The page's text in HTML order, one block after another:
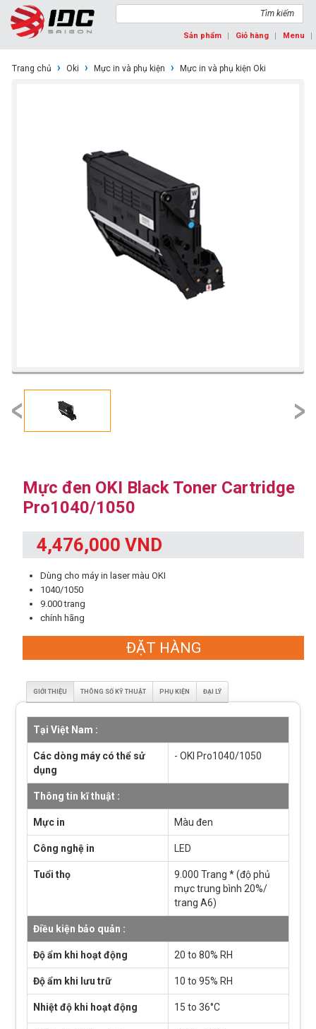
Tìm kiếm
Sản phẩm Giỏ hàng Menu
Trang chủ › Oki › Mực in và phụ kiện › Mực in và phụ kiện Oki
prev next
Mực đen OKI Black Toner Cartridge
Pro1040/1050
4,476,000 VND
Dùng cho máy in laser màu OKI
1040/1050
9.000 trang
chính hãng
ĐẶT HÀNG
GIỚI THIỆU THÔNG SỐ KỸ THUẬT PHỤ KIỆN ĐẠI LÝ
Tại Việt Nam :
Các dòng máy có thể sử
dụng
- OKI Pro1040/1050
Thông tin kĩ thuật :
Mực in Màu đen
Công nghệ in LED
Tuổi thọ
9.000 Trang * (độ phủ
mực trung bình 20%/
trang A6)
Điều kiện bảo quản :
Độ ẩm khi hoạt động 20 to 80% RH
Độ ẩm khi lưu trữ 10 to 95% RH
Nhiệt độ khi hoạt động 15 to 36°C